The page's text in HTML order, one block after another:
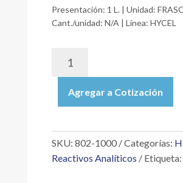
Presentación: 1 L. | Unidad:
Cant./unidad: N/A | Línea: HYCEL
1000
AZUL
NILO
SOL.
ACUOSA,
Agregar a Cotización
SKU: 802-1000 Categorías:
Reactivos Analíticos
Etiqueta: